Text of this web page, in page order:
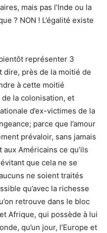
mais pas l’Inde ou la
? NON ! L’égalité existe
représenter 3
dire, près de la moitié de
à cette moitié
de la colonisation, et
d’ex-victimes de la
parce que l’amour
prévaloir, sans jamais
Américains ce qu’ils
que cela ne se
ne soient traités
qu’avec la richesse
retrouve dans le bloc
Afrique, qui possède à lui
qu’un jour, l’Europe et